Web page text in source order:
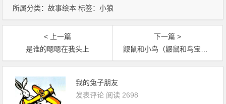
所属分类：故事绘本 标签：小狼
< 上一篇
是谁的嗯嗯在我头上
下一篇 >
鼹鼠和小鸟（鼹鼠和鸟宝宝）
我的兔子朋友
发表评论 阅读 2698